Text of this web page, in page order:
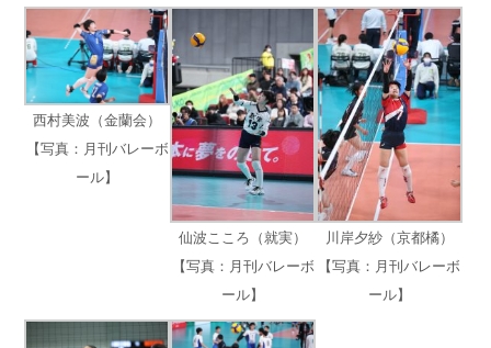
西村美波（金蘭会）
【写真：月刊バレーボ
ール】
仙波こころ（就実）
【写真：月刊バレーボ
ール】
川岸夕紗（京都橘）
【写真：月刊バレーボ
ール】